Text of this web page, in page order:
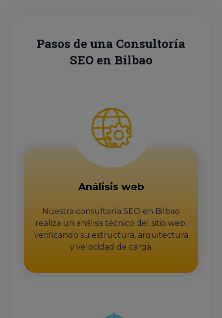
Pasos de una Consultoría
SEO en Bilbao
Análisis web
Nuestra consultoría SEO en Bilbao
realiza un análisis técnico del sitio web,
verificando su estructura, arquitectura
y velocidad de carga.